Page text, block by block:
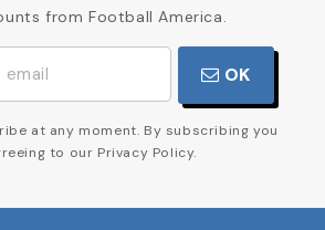
from Football America.
OK
at any moment. By subscribing you
to our Privacy Policy.